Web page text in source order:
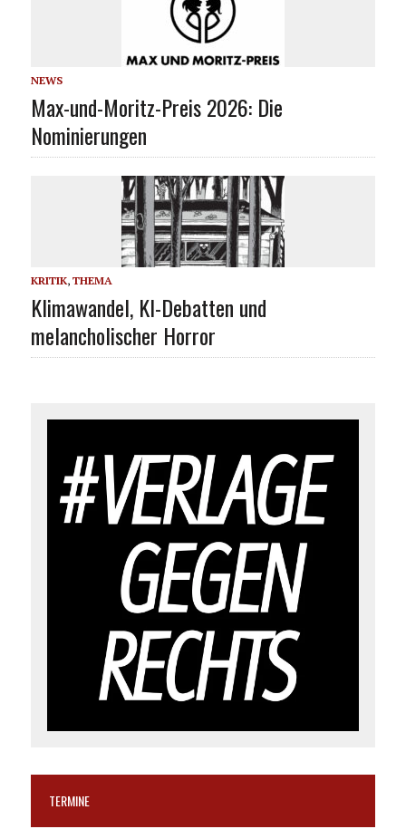
NEWS
Max-und-Moritz-Preis 2026: Die
Nominierungen
KRITIK, THEMA
Klimawandel, KI-Debatten und
melancholischer Horror
TERMINE